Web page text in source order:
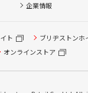
企業情報
ト
ブリヂストンホ
オンラインストア
検/タイヤ履き替え/オ